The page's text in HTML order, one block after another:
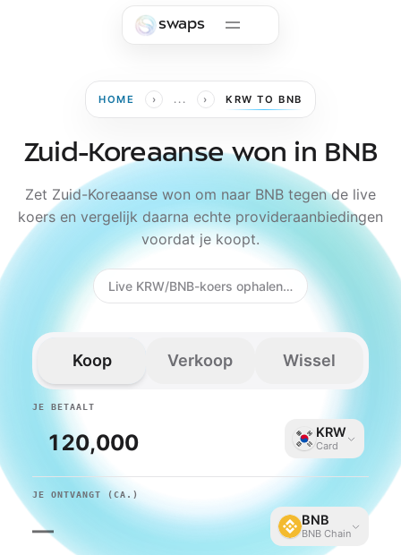
swaps
HOME › ... › KRW TO BNB
Zuid-Koreaanse won in BNB
Zet Zuid-Koreaanse won om naar BNB tegen de live
koers en vergelijk daarna echte provideraanbiedingen
voordat je koopt.
Live KRW/BNB-koers ophalen…
Koop Verkoop Wissel
JE BETAALT
KRW
Card
JE ONTVANGT (CA.)
— BNB
BNB Chain